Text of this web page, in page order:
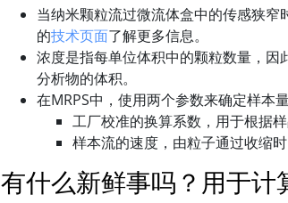
当纳米颗粒流过微流体盒中的传感狭
的技术页面了解更多信息。
浓度是指每单位体积中的颗粒数量，
分析物的体积。
在MRPS中，使用两个参数来确定样本量
工厂校准的换算系数，用于根据
样本流的速度，由粒子通过收缩
有什么新鲜事吗？用于计